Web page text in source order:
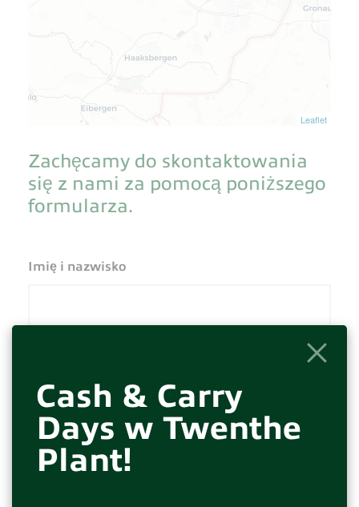
Cash & Carry
Days w Twenthe
Plant!
Leaflet
Zachęcamy do skontaktowania
się z nami za pomocą poniższego
formularza.
Imię i nazwisko
Numer telefonu